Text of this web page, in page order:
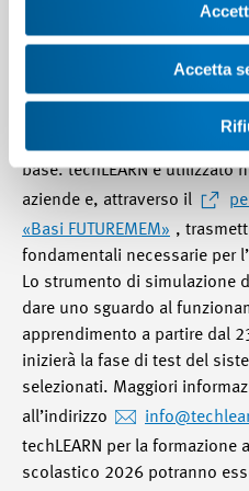
Accetta
Con il nome techLEARN
apprendimento digitale per la
professioni FUTUREMEM.
didattici di nextecmedia, a
una solida base digitale per
base. techLEARN è utilizzato
aziende e, attraverso il
«Basi FUTUREMEM» ,
fondamentali necessarie per
Lo strumento di simulazione
dare uno sguardo al
apprendimento a partire dal
inizierà la fase di test del
selezionati. Maggiori
all’indirizzo
info
techLEARN per la formazione
scolastico 2026 potranno